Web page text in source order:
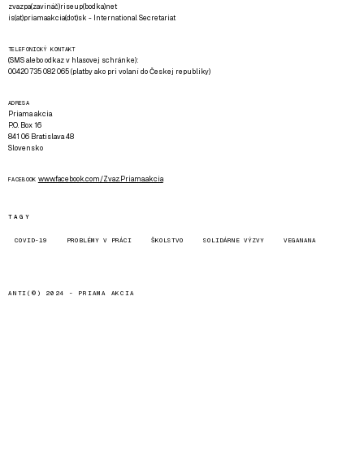
zvazpa(zavináč)riseup(bodka)net
is(at)priamaakcia(dot)sk - International Secretariat
TELEFONICKÝ KONTAKT
(SMS alebo odkaz v hlasovej schránke):
00420 735 082 065 (platby ako pri volaní do Českej republiky)
ADRESA
Priama akcia
P.O. Box 16
841 06 Bratislava 48
Slovensko
FACEBOOK www.facebook.com/Zvaz.Priama.akcia
TAGY
COVID-19 PROBLÉMY V PRÁCI ŠKOLSTVO SOLIDÁRNE VÝZVY VEGANANA
ANTI(©) 2024 - PRIAMA AKCIA